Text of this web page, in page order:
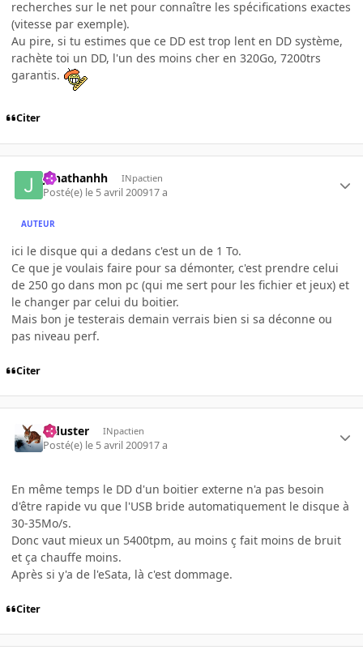
recherches sur le net pour connaître les spécifications exactes
(vitesse par exemple).
Au pire, si tu estimes que ce DD est trop lent en DD système,
rachète toi un DD, l'un des moins cher en 320Go, 7200trs
garantis.
Citer
jonathanhh INpactien
Posté(e) le 5 avril 200917 a
AUTEUR
ici le disque qui a dedans c'est un de 1 To.
Ce que je voulais faire pour sa démonter, c'est prendre celui
de 250 go dans mon pc (qui me sert pour les fichier et jeux) et
le changer par celui du boitier.
Mais bon je testerais demain verrais bien si sa déconne ou
pas niveau perf.
Citer
Tiduster INpactien
Posté(e) le 5 avril 200917 a
En même temps le DD d'un boitier externe n'a pas besoin
d'être rapide vu que l'USB bride automatiquement le disque à
30-35Mo/s.
Donc vaut mieux un 5400tpm, au moins ç fait moins de bruit
et ça chauffe moins.
Après si y'a de l'eSata, là c'est dommage.
Citer